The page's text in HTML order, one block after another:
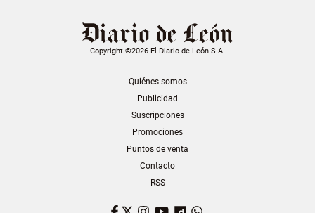
Copyright ©2026 El Diario de León S.A.
Quiénes somos
Publicidad
Suscripciones
Promociones
Puntos de venta
Contacto
RSS